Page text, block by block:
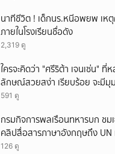
นาทีชีวิต ! เด็กนร.หนีอพยพ เห
ภายในโรงเรียนชื่อดัง
2,319 ดู
ใครจะคิดว่า "ศรีริต้า เจนเซ่น"
ลักษณ์สวยสง่า เรียบร้อย จะมีมุมโ
ได้อมยิ้มเหมือนกัน งานนี้ทำเอาแ
591 ดู
กรมกิจการพลเรือนทหารบก ชม
คลิปสื่อสารภาษาอังกฤษถึง UN
ประวัติศาสตร์มนุษยธรรมไทย
126 ดู